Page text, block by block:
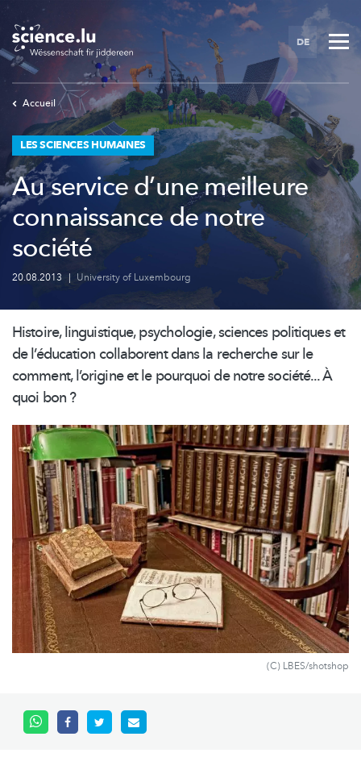
Skip
main
content
DE
Accueil
LES SCIENCES HUMAINES
Au service d’une meilleure
connaissance de notre
société
20.08.2013 | University of Luxembourg
Histoire, linguistique, psychologie, sciences politiques et
del’éducation collaborent dans la recherche sur le
comment, l’origine et le pourquoi de notre société... À
quoi bon ?
(C) LBES/shotshop